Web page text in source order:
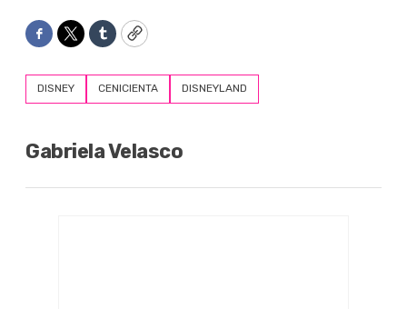
Facebook
TwitterTumblrCopy
DISNEY CENICIENTA DISNEYLAND
Gabriela Velasco